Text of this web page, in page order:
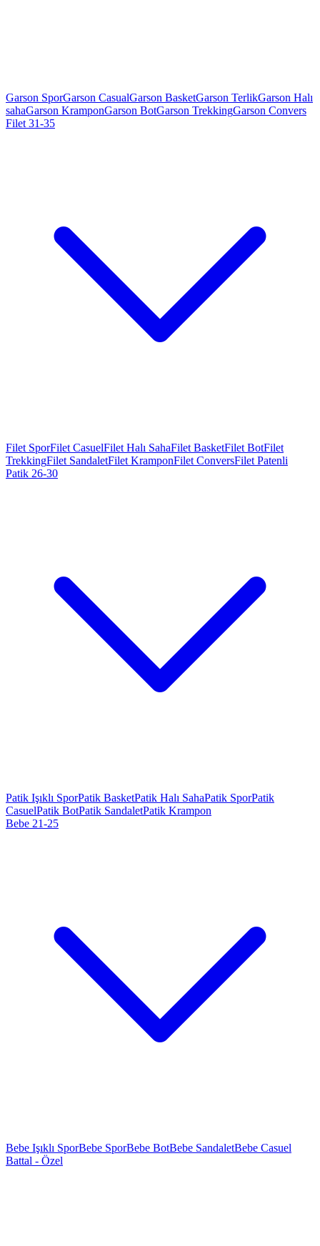
Garson SporGarson CasualGarson BasketGarson TerlikGarson Halı
sahaGarson KramponGarson BotGarson TrekkingGarson Convers
Filet 31-35
Filet SporFilet CasuelFilet Halı SahaFilet BasketFilet BotFilet
TrekkingFilet SandaletFilet KramponFilet ConversFilet Patenli
Patik 26-30
Patik Işıklı SporPatik BasketPatik Halı SahaPatik SporPatik
CasuelPatik BotPatik SandaletPatik Krampon
Bebe 21-25
Bebe Işıklı SporBebe SporBebe BotBebe SandaletBebe Casuel
Battal - Özel